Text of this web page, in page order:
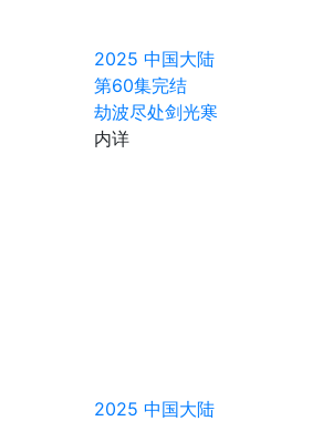
2025 中国大陆
第60集完结
劫波尽处剑光寒
内详
2025 中国大陆